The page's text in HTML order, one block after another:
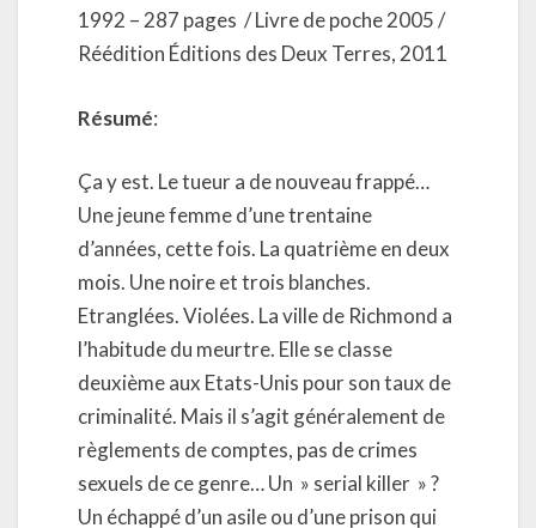
1992 – 287 pages / Livre de poche 2005 /
Réédition Éditions des Deux Terres, 2011
Résumé:
Ça y est. Le tueur a de nouveau frappé…
Une jeune femme d’une trentaine
d’années, cette fois. La quatrième en deux
mois. Une noire et trois blanches.
Etranglées. Violées. La ville de Richmond a
l’habitude du meurtre. Elle se classe
deuxième aux Etats-Unis pour son taux de
criminalité. Mais il s’agit généralement de
règlements de comptes, pas de crimes
sexuels de ce genre… Un » serial killer » ?
Un échappé d’un asile ou d’une prison qui